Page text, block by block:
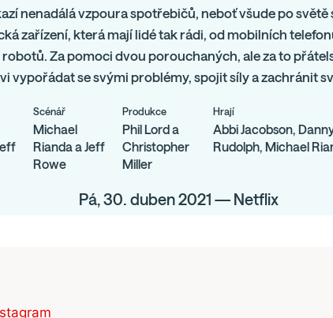
nenadálá vzpoura spotřebičů, neboť všude po
zařízení, která mají lidé tak rádi, od mobilních
Za pomoci dvou porouchaných, ale za to
vypořádat se svými problémy, spojit síly a zachránit
Scénář
Michael
Rianda a Jeff
Rowe
Produkce
Phil Lord a
Christopher
Miller
Hrají
Abbi Jacobson,
Rudolph, Michael
Pá, 30. duben 2021 — Netflix